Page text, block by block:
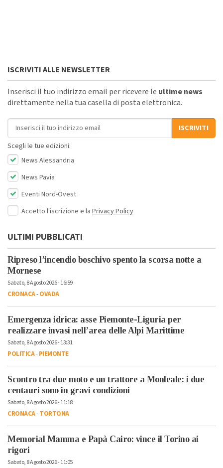
ISCRIVITI ALLE NEWSLETTER
Inserisci il tuo indirizzo email per ricevere le ultime news
direttamente nella tua casella di posta elettronica.
Indirizzo email
ISCRIVITI
Scegli le tue edizioni:
News Alessandria
News Pavia
Eventi Nord-Ovest
Accetto l'iscrizione e la Privacy Policy
ULTIMI PUBBLICATI
Ripreso l’incendio boschivo spento la scorsa notte a
Mornese
Sabato, 8 Agosto 2026 - 16:59
CRONACA-OVADA
Emergenza idrica: asse Piemonte-Liguria per
realizzare invasi nell’area delle Alpi Marittime
Sabato, 8 Agosto 2026 - 13:31
POLITICA-PIEMONTE
Scontro tra due moto e un trattore a Monleale: i due
centauri sono in gravi condizioni
Sabato, 8 Agosto 2026 - 11:18
CRONACA-TORTONA
Memorial Mamma e Papà Cairo: vince il Torino ai
rigori
Sabato, 8 Agosto 2026 - 11:05